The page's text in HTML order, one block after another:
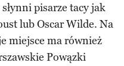
pisarze tacy jak
lub Oscar Wilde. Na
miejsce ma również
Powązki